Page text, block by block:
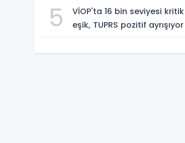
5
VİOP'ta 16 bin seviyesi kritik
eşik, TUPRS pozitif ayrışıyor